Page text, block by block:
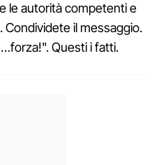
le autorità competenti e
il messaggio.
Questi i fatti.